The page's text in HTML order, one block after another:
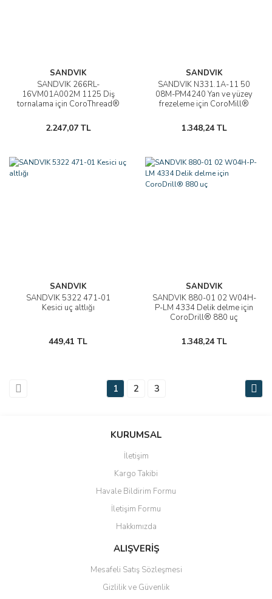
SANDVIK
SANDVIK 266RL-
16VM01A002M 1125 Diş
tornalama için CoroThread®
2.247,07 TL
SANDVIK
SANDVIK N331.1A-11 50
08M-PM4240 Yan ve yüzey
frezeleme için CoroMill®
1.348,24 TL
SANDVIK
SANDVIK 5322 471-01
Kesici uç altlığı
449,41 TL
SANDVIK
SANDVIK 880-01 02 W04H-
P-LM 4334 Delik delme için
CoroDrill® 880 uç
1.348,24 TL
1 2 3
KURUMSAL
İletişim
Kargo Takibi
Havale Bildirim Formu
İletişim Formu
Hakkımızda
ALIŞVERİŞ
Mesafeli Satış Sözleşmesi
Gizlilik ve Güvenlik